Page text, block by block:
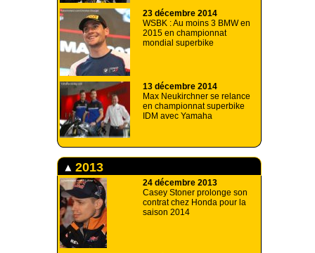
23 décembre 2014
WSBK : Au moins 3 BMW en
2015 en championnat
mondial superbike
13 décembre 2014
Max Neukirchner se relance
en championnat superbike
IDM avec Yamaha
2013
24 décembre 2013
Casey Stoner prolonge son
contrat chez Honda pour la
saison 2014